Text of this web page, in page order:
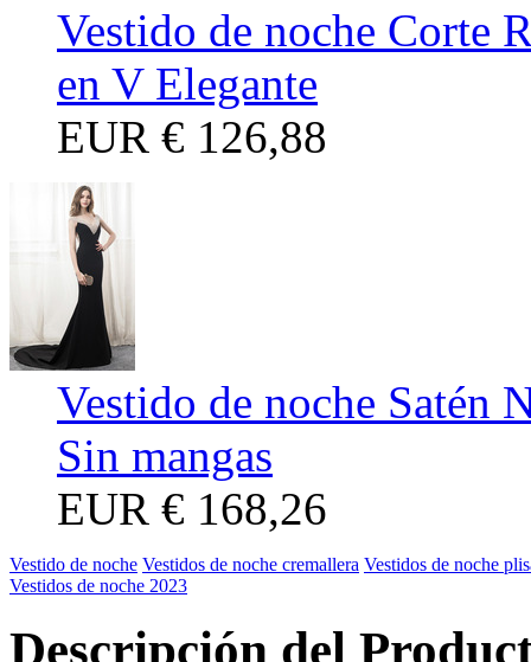
Vestido de noche Corte
en V Elegante
EUR € 126,88
Vestido de noche Satén
Sin mangas
EUR € 168,26
Vestido de noche Vestidos de noche cremallera Vestidos de noche
Vestidos de noche 2023
Descripción del